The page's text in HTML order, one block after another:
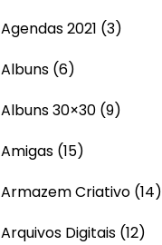
Agendas 2021 (3)
Albuns (6)
Albuns 30×30 (9)
Amigas (15)
Armazem Criativo (14)
Arquivos Digitais (12)